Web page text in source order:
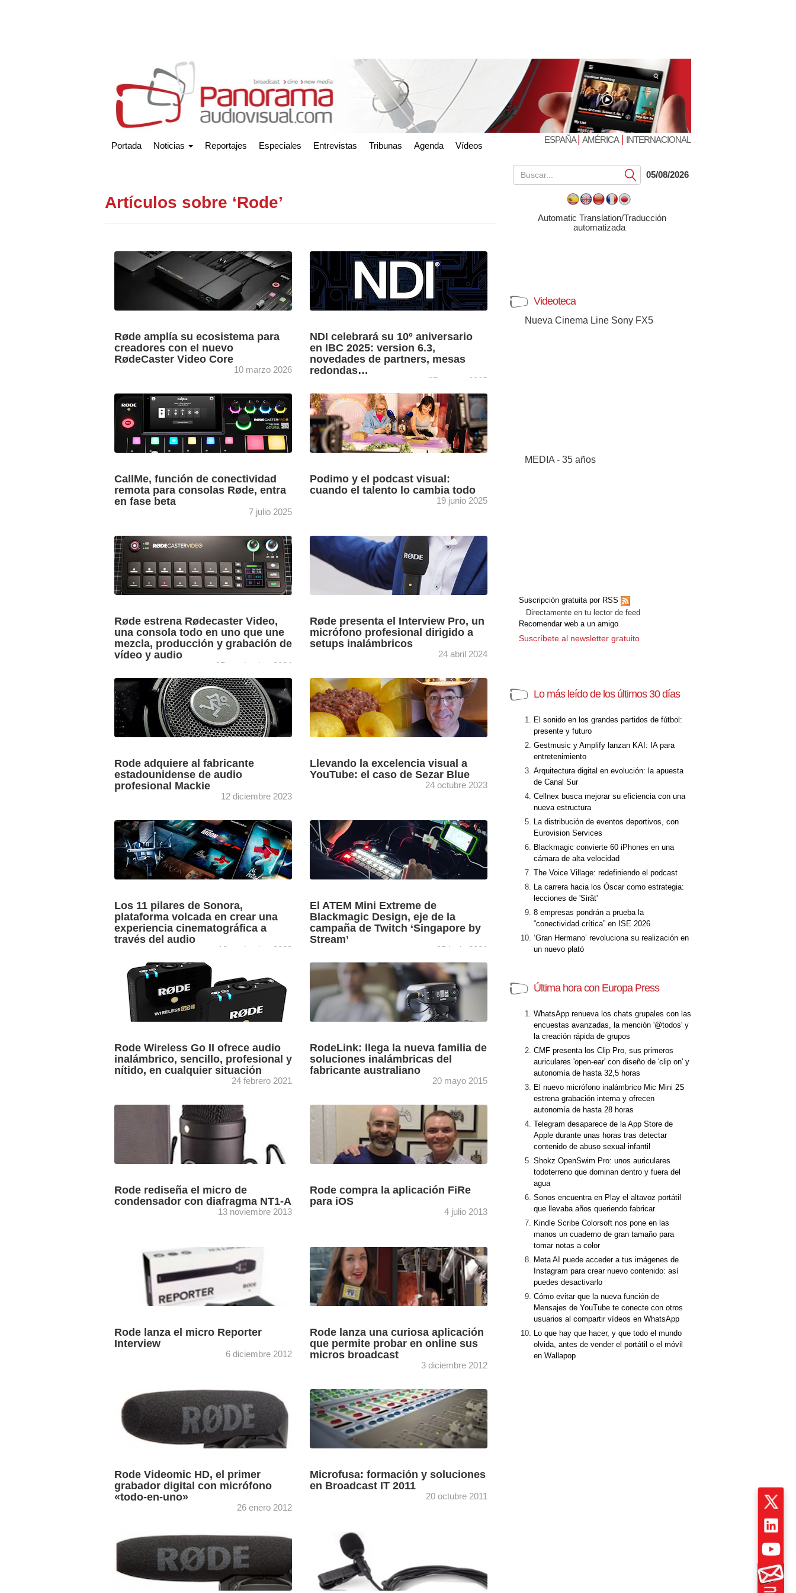
Portada Noticias Reportajes Especiales Entrevistas Tribunas Agenda Vídeos
ESPAÑA| AMÉRICA| INTERNACIONAL
Artículos sobre ‘Rode’
Røde amplía su ecosistema para
creadores con el nuevo
RødeCaster Video Core
10 marzo 2026
[+]
La compañía australiana Røde desarrolla el
nuevo RødeCaster Video Core, una nueva
consola compacta de producción audiovisual
que amplía su ecosistema de herramientas
para ...
NDI celebrará su 10º aniversario
en IBC 2025: version 6.3,
novedades de partners, mesas
redondas…
27 agosto 2025
El stand de NDI en IBC 2025, solución que
este año celebra su 10º aniversario, acogerá
la presentación de nuevos productos de sus
partners, ...
CallMe, función de conectividad
remota para consolas Røde, entra
en fase beta
7 julio 2025
Comienza la fase beta de Røde CallMe,
función para RødeCaster Pro II y RødeCaster
Duo (Røde) desarrollada en colaboración con
Vortex Communications que permite ...
Podimo y el podcast visual:
cuando el talento lo cambia todo
19 junio 2025
Luis Basteiro, commissioning editor de
Podimo en España, repasa la apuesta de la
plataforma por la vertiente visual de sus
podcasts, una iniciativa que ...
Røde estrena Rødecaster Video,
una consola todo en uno que une
mezcla, producción y grabación de
vídeo y audio
25 septiembre 2024
[+]
Dirigida a la creación de contenidos, el
podcasting de vídeo, transmisiones en directo
y labores de emisión, la consola todo en uno
Rødecaster Video ...
Røde presenta el Interview Pro, un
micrófono profesional dirigido a
setups inalámbricos
24 abril 2024
[+]
El nuevo micrófono Interview Pro y los
accesorios Phone Cage y Magnetic Mount se
incorporan al catálogo de Røde para ofrecer a
los profesionales ...
Rode adquiere al fabricante
estadounidense de audio
profesional Mackie
12 diciembre 2023
[+]
Rode escribe un nuevo capítulo en su
evolución al comprar su matriz The
Freedman Group al fabricante Mackie que,
desde 1989, ha diseñado y ...
Llevando la excelencia visual a
YouTube: el caso de Sezar Blue
24 octubre 2023
En esta Tribuna, Sezar Blue, youtuber
gastronómico que recopila en su canal de
YouTube una selección de restaurantes que
ayudan a conformar una fotografía ...
Los 11 pilares de Sonora,
plataforma volcada en crear una
experiencia cinematográfica a
través del audio
10 noviembre 2022
Roberto Vicente, cofundador y CPO de
Sonora, una plataforma de audio bajo
demanda que busca crear experiencias
cinematográficas partiendo del audio,
comparte las claves ...
El ATEM Mini Extreme de
Blackmagic Design, eje de la
campaña de Twitch ‘Singapore by
Stream’
25 junio 2021
La campaña Singapore by Stream, impulsada
por la Cámara de Turismo de Singapur, se ha
producido en Twitch con el mezclador ATEM
Mini Extreme ...
Rode Wireless Go II ofrece audio
inalámbrico, sencillo, profesional y
nítido, en cualquier situación
24 febrero 2021
[+]
El nuevo sistema de micrófonía inalámbrico
de Rode es ultracompacto, extremadamente
versátil y consta de un receptor de doble
canal y dos transmisores. Rode ...
RodeLink: llega la nueva familia de
soluciones inalámbricas del
fabricante australiano
20 mayo 2015
RodeLink garantiza una cobertura de hasta
100 metros de alcance sin necesidad de
seleccionar canales. El fabricante australiano
de microfonía, Rode, acaba de lanzar ...
Rode rediseña el micro de
condensador con diafragma NT1-A
13 noviembre 2013
[+]
Heredero del NT1-A, el nuevo NT-1 ha sido
desarrollado teniendo en cuenta el detalle en
la respuesta al rango de medios junto a unos
Rode compra la aplicación FiRe
para iOS
4 julio 2013
Esta aplicación para grabación de audio FiRe
para los dispositivos iOS de Apple ha sido
desarrollada por la empresa estadounidense
Audiofile Engineering. Rode acaba ...
Rode lanza el micro Reporter
Interview
6 diciembre 2012
[+]
El nuevo micrófono omnidireccional se ha
diseñado específicamente para entrevistas.
Rode ha presentado esta semana el
micrófono Reporter Interview, diseñado
especialmente para entrevistas y ...
Rode lanza una curiosa aplicación
que permite probar en online sus
micros broadcast
3 diciembre 2012
Soundbooth Broadcast permite comprobar la
respuesta de cada micro del portfolio de Rode
en diferentes entornos de captación. Rode ha
lanzado al mercado una ...
Rode Videomic HD, el primer
grabador digital con micrófono
«todo-en-uno»
26 enero 2012
[+]
Rode ha lanzado el nuevo VideoMic HD, un
micrófono de cañón de alta fidelidad y
precisión RF con grabación digital integrada,
diseñado para cámaras ...
Microfusa: formación y soluciones
en Broadcast IT 2011
20 octubre 2011
Microfusa presentará las últimas novedades
de Apogee, RME, PreSonus, SPL, Rode,
Olympus, Vicoustic y Avid. Microfusa
presentará sus últimas novedades en el stand
3D05 ...
Submit05/08/2026
Automatic Translation/Traducción
automatizada
Videoteca
Nueva Cinema Line Sony FX5
MEDIA - 35 años
Suscripción gratuita por RSS
Directamente en tu lector de feed
Recomendar web a un amigo
Suscríbete al newsletter gratuito
Lo más leído de los últimos 30 días
El sonido en los grandes partidos de fútbol:
presente y futuro
Gestmusic y Amplify lanzan KAI: IA para
entretenimiento
Arquitectura digital en evolución: la apuesta
de Canal Sur
Cellnex busca mejorar su eficiencia con una
nueva estructura
La distribución de eventos deportivos, con
Eurovision Services
Blackmagic convierte 60 iPhones en una
cámara de alta velocidad
The Voice Village: redefiniendo el podcast
La carrera hacia los Óscar como estrategia:
lecciones de 'Sirât'
8 empresas pondrán a prueba la
“conectividad crítica” en ISE 2026
‘Gran Hermano’ revoluciona su realización en
un nuevo plató
Última hora con Europa Press
WhatsApp renueva los chats grupales con las
encuestas avanzadas, la mención '@todos' y
la creación rápida de grupos
CMF presenta los Clip Pro, sus primeros
auriculares 'open-ear' con diseño de 'clip on' y
autonomía de hasta 32,5 horas
El nuevo micrófono inalámbrico Mic Mini 2S
estrena grabación interna y ofrecen
autonomía de hasta 28 horas
Telegram desaparece de la App Store de
Apple durante unas horas tras detectar
contenido de abuso sexual infantil
Shokz OpenSwim Pro: unos auriculares
todoterreno que dominan dentro y fuera del
agua
Sonos encuentra en Play el altavoz portátil
que llevaba años queriendo fabricar
Kindle Scribe Colorsoft nos pone en las
manos un cuaderno de gran tamaño para
tomar notas a color
Meta AI puede acceder a tus imágenes de
Instagram para crear nuevo contenido: así
puedes desactivarlo
Cómo evitar que la nueva función de
Mensajes de YouTube te conecte con otros
usuarios al compartir vídeos en WhatsApp
Lo que hay que hacer, y que todo el mundo
olvida, antes de vender el portátil o el móvil
en Wallapop